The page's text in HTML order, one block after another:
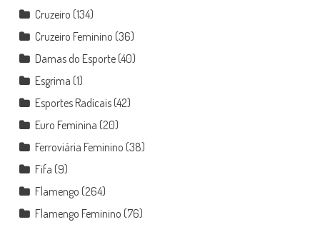
Cruzeiro (134)
Cruzeiro Feminino (36)
Damas do Esporte(40)
Esgrima (1)
Esportes Radicais(42)
Euro Feminina (20)
Ferroviária Feminino (38)
Fifa (9)
Flamengo (264)
Flamengo Feminino (76)